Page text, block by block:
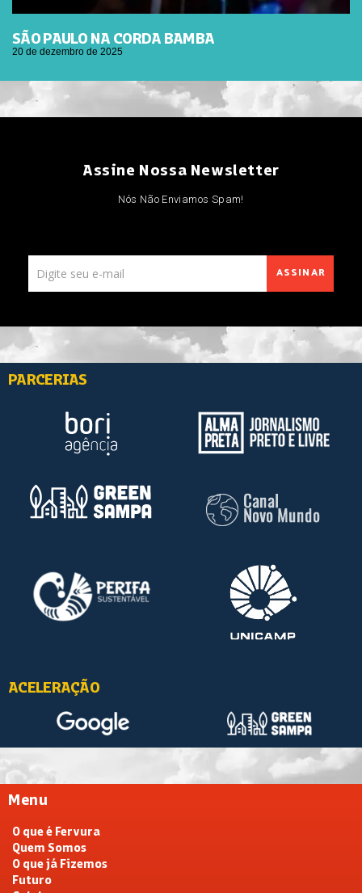
SÃO PAULO NA CORDA BAMBA
20 de dezembro de 2025
Assine Nossa Newsletter
Nós Não Enviamos Spam!
ASSINAR
PARCERIAS
ACELERAÇÃO
Menu
O que é Fervura
Quem Somos
O que já Fizemos
Futuro